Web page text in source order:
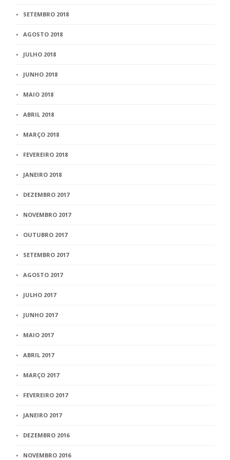
SETEMBRO 2018
AGOSTO 2018
JULHO 2018
JUNHO 2018
MAIO 2018
ABRIL 2018
MARÇO 2018
FEVEREIRO 2018
JANEIRO 2018
DEZEMBRO 2017
NOVEMBRO 2017
OUTUBRO 2017
SETEMBRO 2017
AGOSTO 2017
JULHO 2017
JUNHO 2017
MAIO 2017
ABRIL 2017
MARÇO 2017
FEVEREIRO 2017
JANEIRO 2017
DEZEMBRO 2016
NOVEMBRO 2016